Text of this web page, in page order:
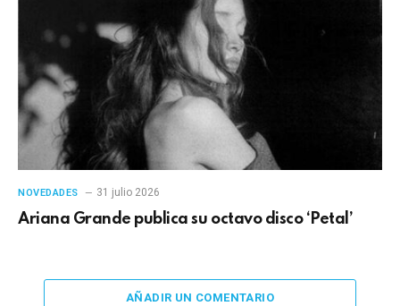
NOVEDADES 31 julio 2026
Ariana Grande publica su octavo disco ‘Petal’
AÑADIR UN COMENTARIO